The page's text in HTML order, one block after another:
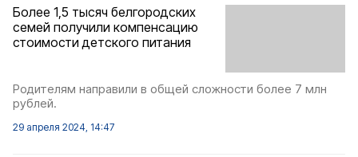
Более 1,5 тыcяч белгородских
семей получили компенсацию
стоимости детского питания
Родителям направили в общей сложности более 7 млн
рублей.
29 апреля 2024, 14:47